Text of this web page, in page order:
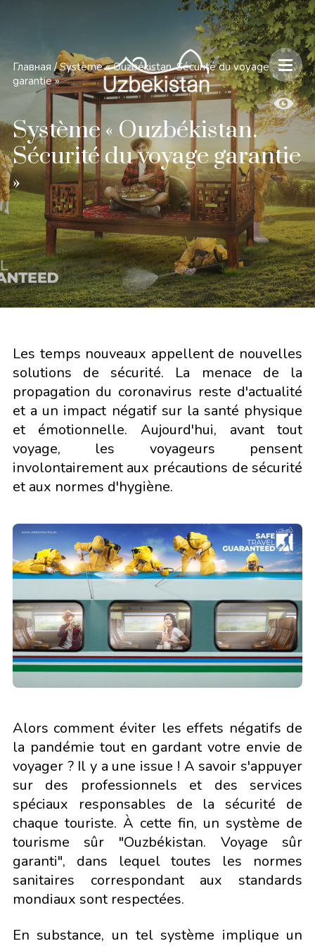
Главная / Système « Ouzbékistan. Sécurité du voyage
garantie »
Système « Ouzbékistan.
Sécurité du voyage garantie
»
Les temps nouveaux appellent de nouvelles
solutions de sécurité. La menace de la
propagation du coronavirus reste d'actualité
et a un impact négatif sur la santé physique
et émotionnelle. Aujourd'hui, avant tout
voyage, les voyageurs pensent
involontairement aux précautions de sécurité
et aux normes d'hygiène.
Alors comment éviter les effets négatifs de
la pandémie tout en gardant votre envie de
voyager ? Il y a une issue ! A savoir s'appuyer
sur des professionnels et des services
spéciaux responsables de la sécurité de
chaque touriste. À cette fin, un système de
tourisme sûr "Ouzbékistan. Voyage sûr
garanti", dans lequel toutes les normes
sanitaires correspondant aux standards
mondiaux sont respectées.
En substance, un tel système implique un